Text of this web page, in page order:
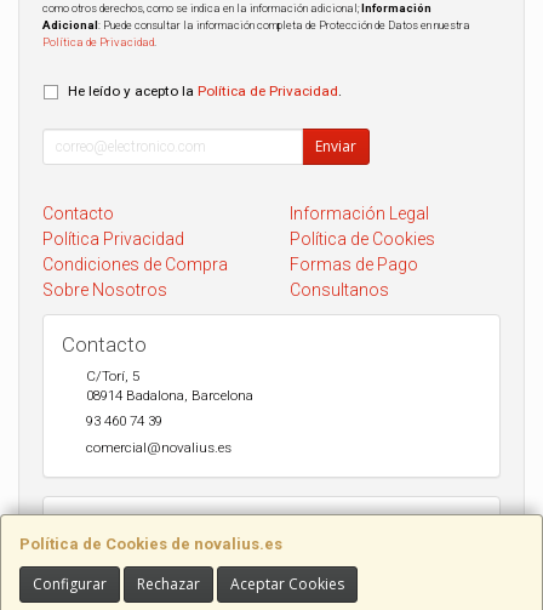
Política de Cookies de novalius.es
Configurar Rechazar Aceptar Cookies
como otros derechos, como se indica en la información adicional;Información
Adicional: Puede consultar la información completa de Protección de Datos en nuestra
Política de Privacidad
He leído y acepto la Política de Privacidad.
Enviar
Contacto
Información Legal
Política Privacidad
Política de Cookies
Condiciones de Compra
Formas de Pago
Sobre Nosotros
Consultanos
Contacto
C/Torí, 5
08914 Badalona, Barcelona
93 460 74 39
comercial@novalius.es
20h. Sábados de 10h a 14h. Envio a toda España en 24-72h Seur y
DHL.